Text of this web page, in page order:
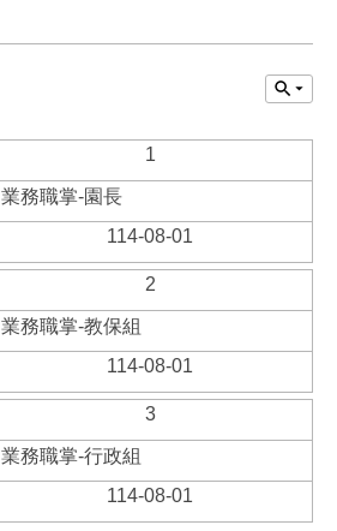
1
業務職掌-園長
114-08-01
2
業務職掌-教保組
114-08-01
3
業務職掌-行政組
114-08-01